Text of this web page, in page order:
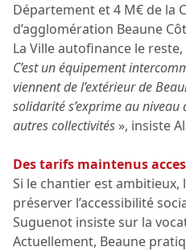
Département et 4 M€ de la
d’agglomération Beaune
La Ville autofinance le
C’est un équipement
viennent de l’extérieur de
solidarité s’exprime au niveau
autres collectivités », insiste
Des tarifs maintenus
Si le chantier est
préserver l’accessibilité
Suguenot insiste sur la
Actuellement, Beaune